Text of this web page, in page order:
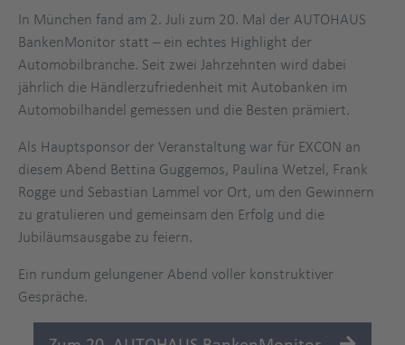
In München fand am 2. Juli zum 20. Mal der AUTOHAUS
BankenMonitor statt – ein echtes Highlight der
Automobilbranche. Seit zwei Jahrzehnten wird dabei
jährlich die Händlerzufriedenheit mit Autobanken im
Automobilhandel gemessen und die Besten prämiert.
Als Hauptsponsor der Veranstaltung war für EXCON an
diesem Abend Bettina Guggemos, Paulina Wetzel, Frank
Rogge und Sebastian Lammel vor Ort, um den Gewinnern
zu gratulieren und gemeinsam den Erfolg und die
Jubiläumsausgabe zu feiern.
Ein rundum gelungener Abend voller konstruktiver
Gespräche.